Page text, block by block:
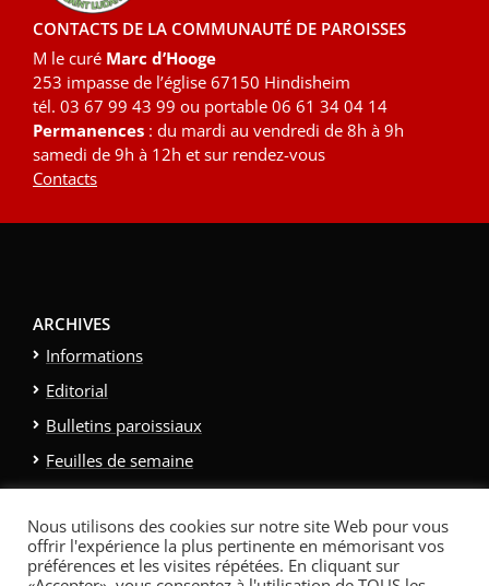
CONTACTS DE LA COMMUNAUTÉ DE PAROISSES
M le curé Marc d’Hooge
253 impasse de l’église 67150 Hindisheim
tél. 03 67 99 43 99 ou portable 06 61 34 04 14
Permanences : du mardi au vendredi de 8h à 9h
samedi de 9h à 12h et sur rendez-vous
Contacts
ARCHIVES
Informations
Editorial
Bulletins paroissiaux
Feuilles de semaine
Galerie photo
Politique relative aux cookies
Politique de confidentialité
Contacts et Liens
Nous utilisons des cookies sur notre site Web pour vous
offrir l'expérience la plus pertinente en mémorisant vos
préférences et les visites répétées. En cliquant sur